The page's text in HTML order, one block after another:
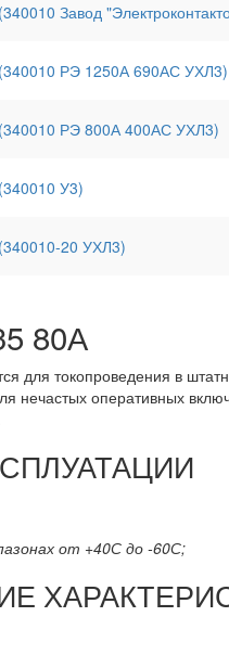
Завод
РЭ 1250А 690АС УХЛ3)
РЭ 800А 400АС УХЛ3)
У3)
20 УХЛ3)
80А
для токопроведения в
нечастых оперативных
от +40С до -60С;